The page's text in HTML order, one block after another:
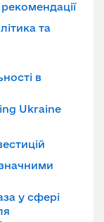
та
в
Ukraine
значними
у сфері